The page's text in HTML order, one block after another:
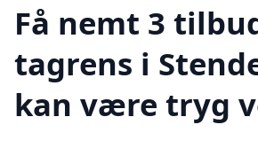
Få nemt 3
tagrens i
kan være tryg